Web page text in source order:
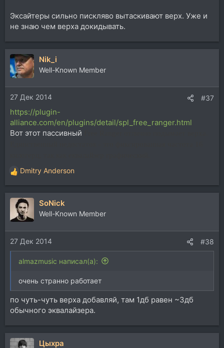
Эксайтеры сильно пискляво вытаскивают верх. Уже и
не знаю чем верха докидывать.
Nik_i
Well-Known Member
27 Дек 2014 #37
https://plugin-
alliance.com/en/plugins/detail/spl_free_ranger.html
Вот этот пассивный
Р
е
а
и
и
:
Dmitry Anderson
SoNick
Well-Known Member
27 Дек 2014 #38
almazmusic написал(а):
очень странно работает
по чуть-чуть верха добавляй, там 1дб равен ~3дб
обычного эквалайзера.
Цыхра